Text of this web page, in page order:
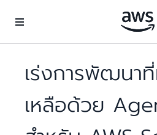
เร่งการพัฒนา
เหลือด้วย